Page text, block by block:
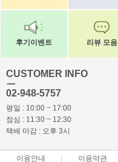
후기이벤트 리뷰 모음
CUSTOMER INFO
ㅡ
02-948-5757
평일 : 10:00 ~ 17:00
점심 : 11:30 ~ 12:30
택배 마감 : 오후 3시
이용안내 이용약관